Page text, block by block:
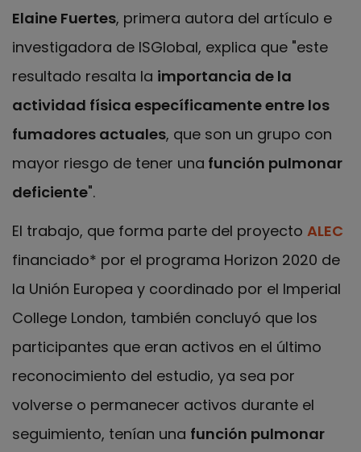
Elaine Fuertes, primera autora del artículo e
investigadora de ISGlobal, explica que "este
resultado resalta la importancia de la
actividad física específicamente entre los
fumadores actuales, que son un grupo con
mayor riesgo de tener una función pulmonar
deficiente".
El trabajo, que forma parte del proyecto ALEC
financiado* por el programa Horizon 2020 de
la Unión Europea y coordinado por el Imperial
College London, también concluyó que los
participantes que eran activos en el último
reconocimiento del estudio, ya sea por
volverse o permanecer activos durante el
seguimiento, tenían una función pulmonar